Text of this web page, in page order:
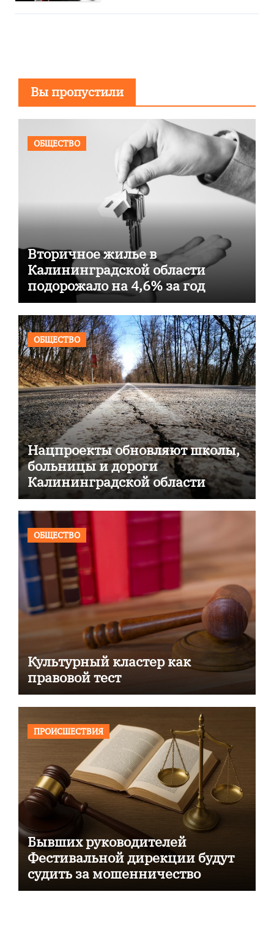
Вы пропустили
ОБЩЕСТВО
Вторичное жилье в
Калининградской области
подорожало на 4,6% за год
ОБЩЕСТВО
Нацпроекты обновляют школы,
больницы и дороги
Калининградской области
ОБЩЕСТВО
Культурный кластер как
правовой тест
ПРОИСШЕСТВИЯ
Бывших руководителей
Фестивальной дирекции будут
судить за мошенничество